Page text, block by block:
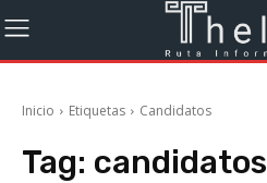
Inicio Etiquetas Candidatos
Tag: candidatos